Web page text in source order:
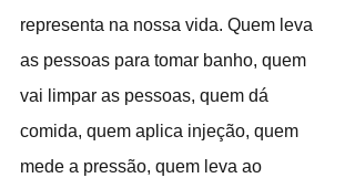
representa na nossa vida. Quem leva
as pessoas para tomar banho, quem
vai limpar as pessoas, quem dá
comida, quem aplica injeção, quem
mede a pressão, quem leva ao